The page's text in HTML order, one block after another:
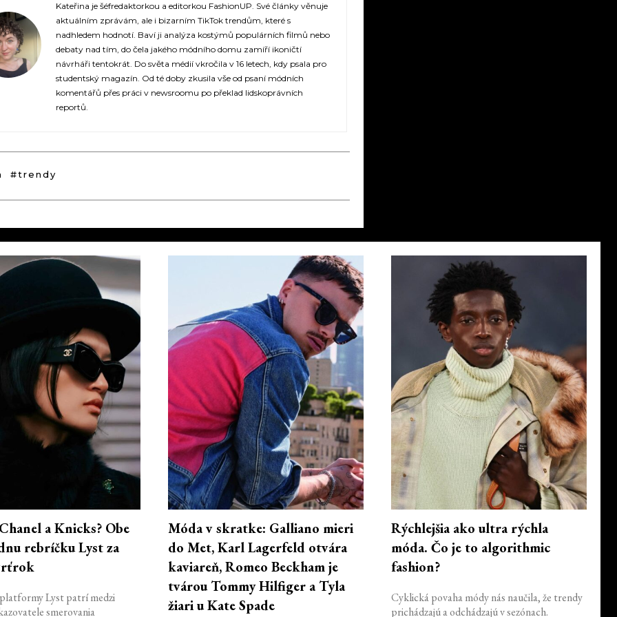
https://fashionup.sk/
Kateřina je šéfredaktorkou a editorkou FashionUP. Své články věnuje
aktuálním zprávám, ale i bizarním TikTok trendům, které s
nadhledem hodnotí. Baví ji analýza kostýmů populárních filmů nebo
debaty nad tím, do čela jakého módního domu zamíří ikoničtí
návrháři tentokrát. Do světa médií vkročila v 16 letech, kdy psala pro
studentský magazín. Od té doby zkusila vše od psaní módních
komentářů přes práci v newsroomu po překlad lidskoprávních
reportů.
#trendy
a Knicks? Obe
rebríčku Lyst za
Lyst patrí medzi
smerovania
Móda v skratke: Galliano mieri
do Met, Karl Lagerfeld otvára
kaviareň, Romeo Beckham je
tvárou Tommy Hilfiger a Tyla
žiari u Kate Spade
Rýchlejšia ako ultra rýchla
móda. Čo je to algorithmic
fashion?
Cyklická povaha módy nás naučila, že trendy
prichádzajú a odchádzajú v sezónach.